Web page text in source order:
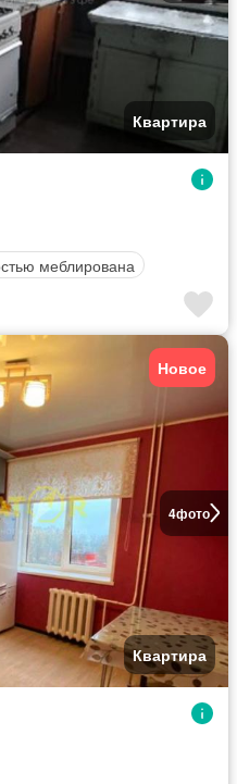
Квартира
меблирована
4фото
Новое
Квартира